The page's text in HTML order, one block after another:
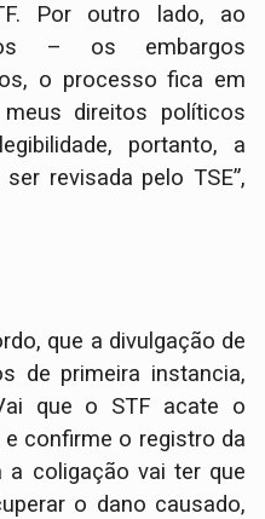
Por outro lado, ao
– os embargos
o processo fica em
direitos políticos
portanto, a
revisada pelo TSE”,
que a divulgação de
de primeira instancia,
que o STF acate o
confirme o registro da
a coligação vai ter que
o dano causado,